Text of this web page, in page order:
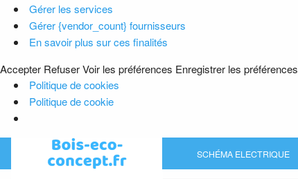
Gérer les services
Gérer {vendor_count} fournisseurs
En savoir plus sur ces finalités
Accepter RefuserVoir les préférences Enregistrer les préférences
Politique de cookies
Politique de cookie
SCHÉMA ELECTRIQUE